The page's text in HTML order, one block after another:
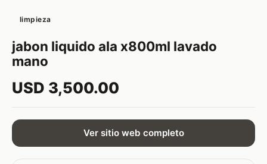
limpieza
jabon liquido ala x800ml lavado
mano
USD 3,500.00
Ver sitio web completo